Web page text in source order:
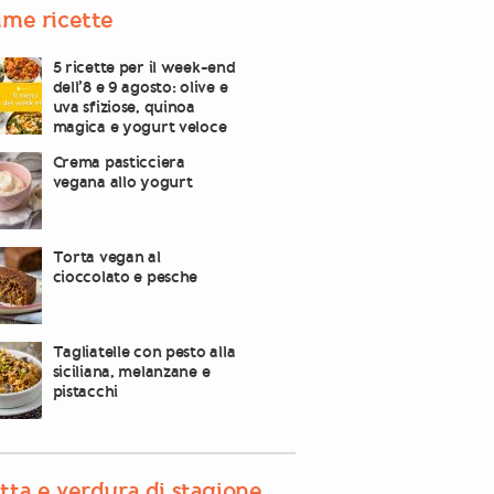
ricette
5 ricette per il week-end
dell’8 e 9 agosto: olive e
uva sfiziose, quinoa
magica e yogurt veloce
Crema pasticciera
vegana allo yogurt
Torta vegan al
cioccolato e pesche
Tagliatelle con pesto alla
siciliana, melanzane e
pistacchi